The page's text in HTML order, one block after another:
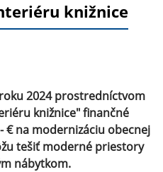
knižnice
2024 prostredníctvom
knižnice" finančné
€ na modernizáciu obecnej
tešiť moderné priestory
nábytkom.